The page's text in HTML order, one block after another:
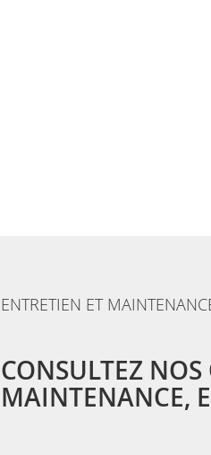
ENTRETIEN ET
CONSULTEZ NOS
MAINTENANCE,